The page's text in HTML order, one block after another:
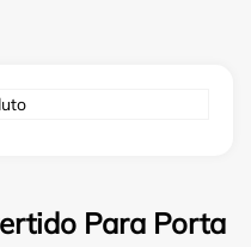
Para Porta